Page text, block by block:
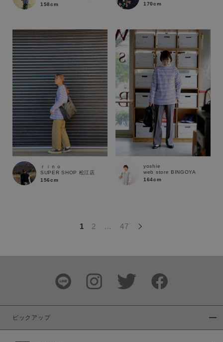
この条件で絞り込む
158cm
170cm
ｒｉｎｏ
SUPER SHOP 松江店
156cm
yoshie
web store BINGOYA
164cm
1 2 … 47
ピックアップ